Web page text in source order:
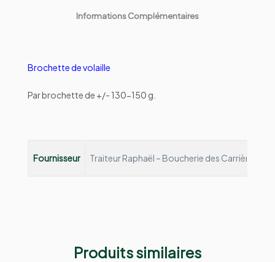
Informations Complémentaires
Brochette de volaille
Par brochette de +/- 130-150 g.
Fournisseur Traiteur Raphaël – Boucherie des Carrières
Produits similaires